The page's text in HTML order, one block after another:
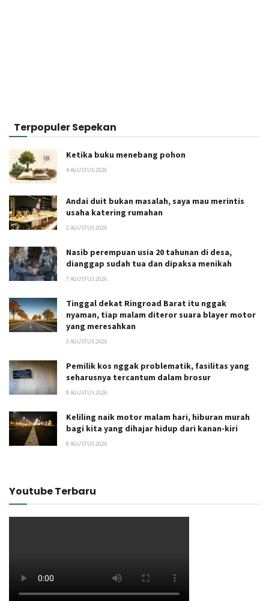
Terpopuler Sepekan
Ketika buku menebang pohon
4 AGUSTUS 2026
Andai duit bukan masalah, saya mau merintis
usaha katering rumahan
2 AGUSTUS 2026
Nasib perempuan usia 20 tahunan di desa,
dianggap sudah tua dan dipaksa menikah
7 AGUSTUS 2026
Tinggal dekat Ringroad Barat itu nggak
nyaman, tiap malam diteror suara blayer motor
yang meresahkan
3 AGUSTUS 2026
Pemilik kos nggak problematik, fasilitas yang
seharusnya tercantum dalam brosur
8 AGUSTUS 2026
Keliling naik motor malam hari, hiburan murah
bagi kita yang dihajar hidup dari kanan-kiri
8 AGUSTUS 2026
Youtube Terbaru